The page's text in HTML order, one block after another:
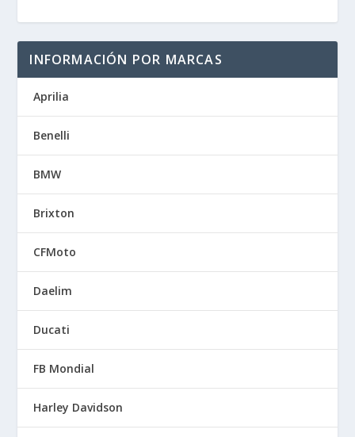
INFORMACIÓN POR MARCAS
Aprilia
Benelli
BMW
Brixton
CFMoto
Daelim
Ducati
FB Mondial
Harley Davidson